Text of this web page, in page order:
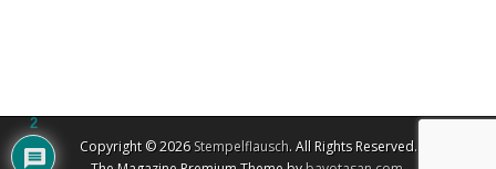
Copyright © 2026Stempelflausch. All Rights Reserved.
2